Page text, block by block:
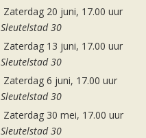
Zaterdag 20 juni, 17.00 uur
Sleutelstad 30
Zaterdag 13 juni, 17.00 uur
Sleutelstad 30
Zaterdag 6 juni, 17.00 uur
Sleutelstad 30
Zaterdag 30 mei, 17.00 uur
Sleutelstad 30